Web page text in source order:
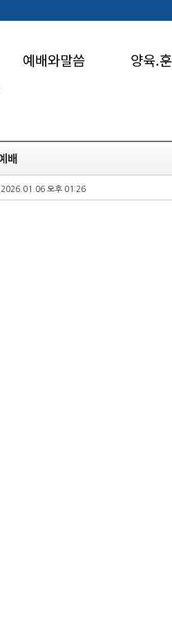
예배와말씀 양육.
배
2026.01.06 오후 01:26